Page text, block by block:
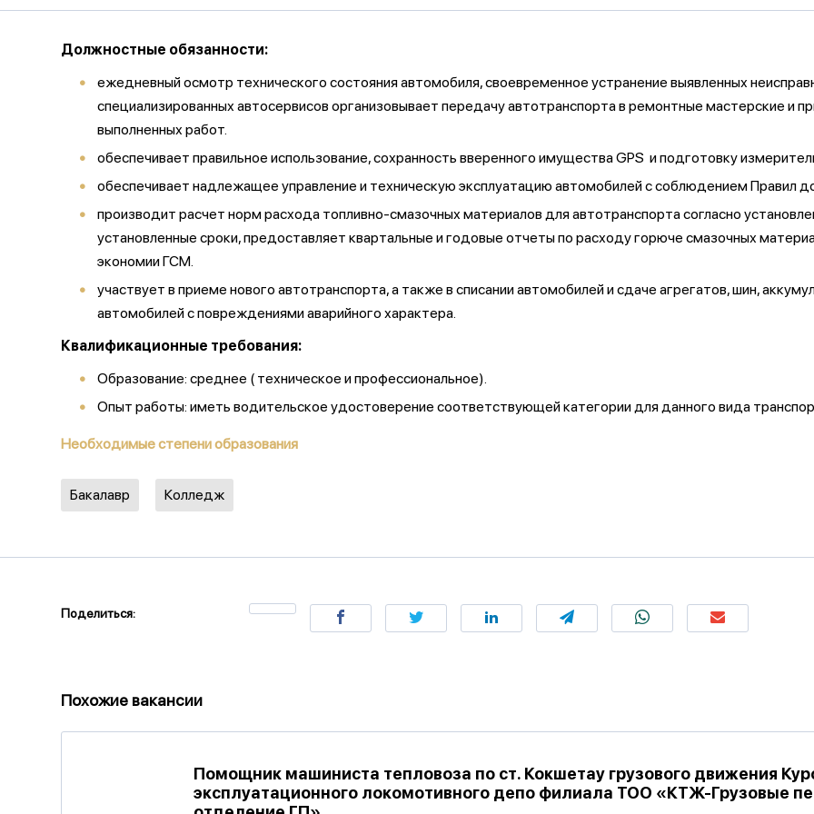
Должностные обязанности:
ежедневный осмотр технического состояния автомобиля, своевременное устранение выявленных
специализированных автосервисов организовывает передачу автотранспорта в ремонтные мастерские и
выполненных работ.
обеспечивает правильное использование, сохранность вверенного имущества GPS и подготовку
обеспечивает надлежащее управление и техническую эксплуатацию автомобилей с соблюдением Правил
производит расчет норм расхода топливно-смазочных материалов для автотранспорта согласно
установленные сроки, предоставляет квартальные и годовые отчеты по расходу горюче смазочных
экономии ГСМ.
участвует в приеме нового автотранспорта, а также в списании автомобилей и сдаче агрегатов, шин,
автомобилей с повреждениями аварийного характера.
Квалификационные требования:
Образование: среднее ( техническое и профессиональное).
Опыт работы: иметь водительское удостоверение соответствующей категории для данного вида
Необходимые степени образования
Бакалавр Колледж
Поделиться:
Похожие вакансии
Помощник машиниста тепловоза по ст. Кокшетау грузового движения
эксплуатационного локомотивного депо филиала ТОО «КТЖ-Грузовые